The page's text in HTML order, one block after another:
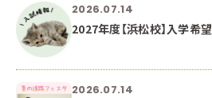
2026.07.14
2027年度【浜松校】入学希
2026.07.14